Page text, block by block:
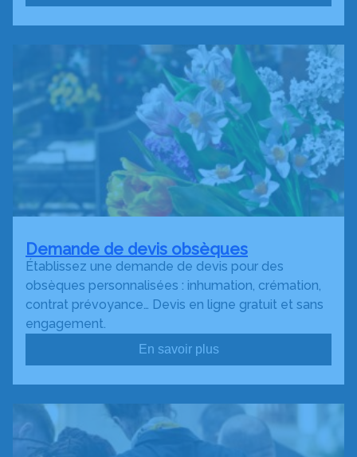
Demande de devis obsèques
Établissez une demande de devis pour des
obsèques personnalisées : inhumation, crémation,
contrat prévoyance… Devis en ligne gratuit et sans
engagement.
En savoir plus